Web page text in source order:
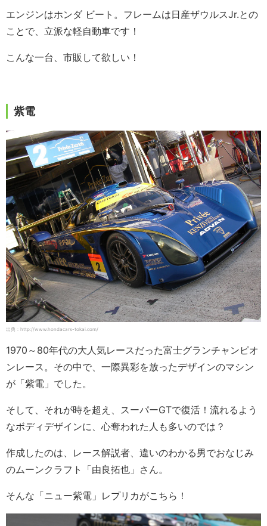
エンジンはホンダ ビート。フレームは日産ザウルスJr.との
ことで、立派な軽自動車です！
こんな一台、市販して欲しい！
紫電
出典：http://www.hondacars-tokai.com/
1970～80年代の大人気レースだった富士グランチャンピオ
ンレース。その中で、一際異彩を放ったデザインのマシン
が「紫電」でした。
そして、それが時を超え、スーパーGTで復活！流れるよう
なボディデザインに、心奪われた人も多いのでは？
作成したのは、レース解説者、違いのわかる男でおなじみ
のムーンクラフト「由良拓也」さん。
そんな「ニュー紫電」レプリカがこちら！